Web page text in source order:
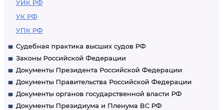
УИК РФ
УК РФ
УПК РФ
Судебная практика высших судов РФ
Законы Российской Федерации
Документы Президента Российской Федерации
Документы Правительства Российской Федерации
Документы органов государственной власти РФ
Документы Президиума и Пленума ВС РФ